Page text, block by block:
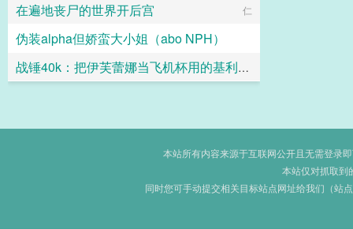
ZENOVA
在遍地丧尸的世界开后宫 仁
伪装alpha但娇蛮大小姐（abo NPH）
x最喜欢码字
战锤40k：把伊芙蕾娜当飞机杯用的基利曼才不要成为大不净者的飞机杯
本站所有内容来源于互联网公开且无需登录
本站仅对抓取到
同时您可手动提交相关目标站点网址给我们（站